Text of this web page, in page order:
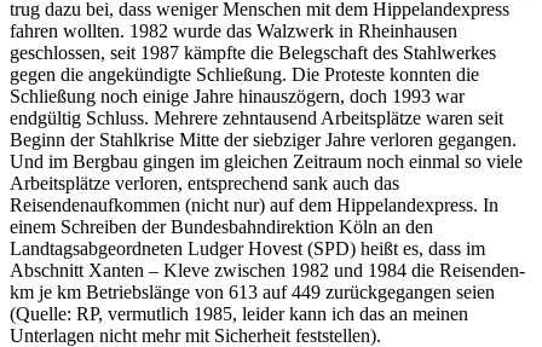
trug dazu bei, dass weniger Menschen mit dem Hippelandexpress
fahren wollten. 1982 wurde das Walzwerk in Rheinhausen
geschlossen, seit 1987 kämpfte die Belegschaft des Stahlwerkes
gegen die angekündigte Schließung. Die Proteste konnten die
Schließung noch einige Jahre hinauszögern, doch 1993 war
endgültig Schluss. Mehrere zehntausend Arbeitsplätze waren seit
Beginn der Stahlkrise Mitte der siebziger Jahre verloren gegangen.
Und im Bergbau gingen im gleichen Zeitraum noch einmal so viele
Arbeitsplätze verloren, entsprechend sank auch das
Reisendenaufkommen (nicht nur) auf dem Hippelandexpress. In
einem Schreiben der Bundesbahndirektion Köln an den
Landtagsabgeordneten Ludger Hovest (SPD) heißt es, dass im
Abschnitt Xanten – Kleve zwischen 1982 und 1984 die Reisenden-
km je km Betriebslänge von 613 auf 449 zurückgegangen seien
(Quelle: RP, vermutlich 1985, leider kann ich das an meinen
Unterlagen nicht mehr mit Sicherheit feststellen).